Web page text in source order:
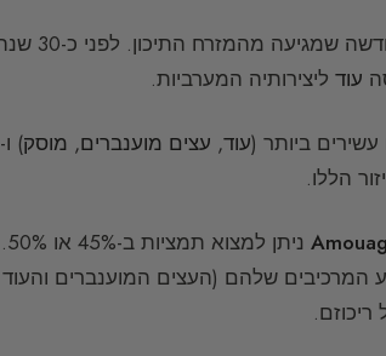
כיום אנו עדים לתחרות על
עוד ליצירותיה המערביות.
עוד, עצים מוענברים, מוסק
הללו.
שלהם (העצים המוענברים והעוד